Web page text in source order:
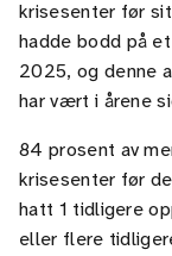
krisesenter før
hadde bodd på
2025, og denne
har vært i årene
84 prosent av
krisesenter før
hatt 1 tidligere
eller flere